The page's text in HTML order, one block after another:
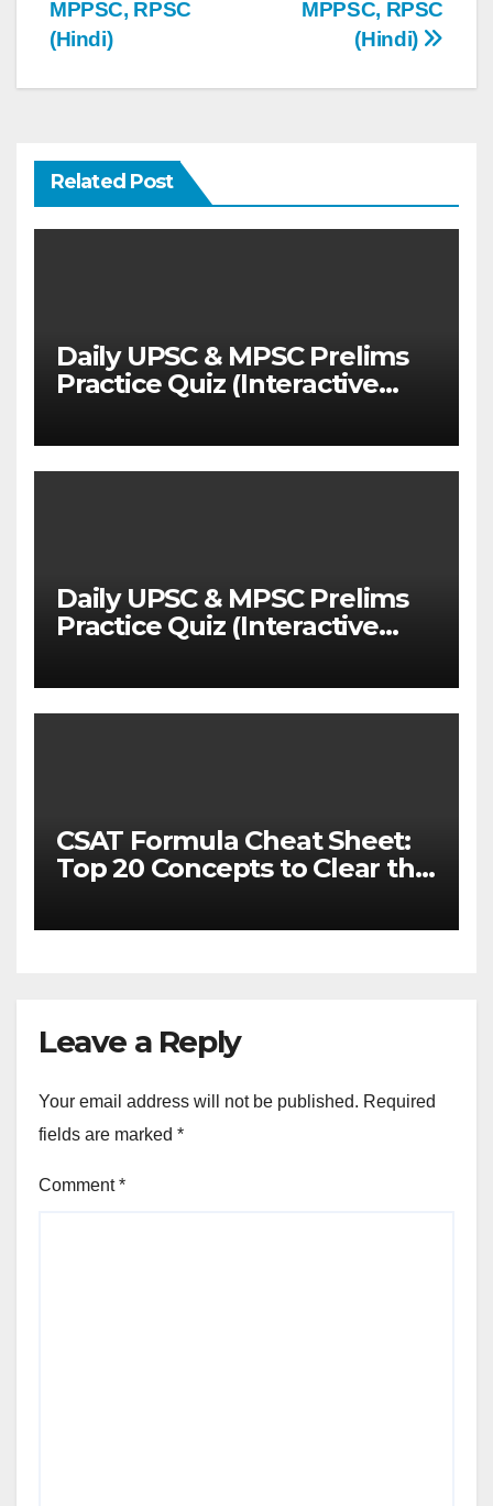
MPPSC, RPSC
(Hindi)
MPPSC, RPSC
(Hindi)
Related Post
Daily UPSC & MPSC Prelims
Practice Quiz (Interactive
Daily UPSC & MPSC Prelims
Practice Quiz (Interactive
CSAT Formula Cheat Sheet:
Top 20 Concepts to Clear the
Leave a Reply
Your email address will not be published. Required
fields are marked *
Comment*